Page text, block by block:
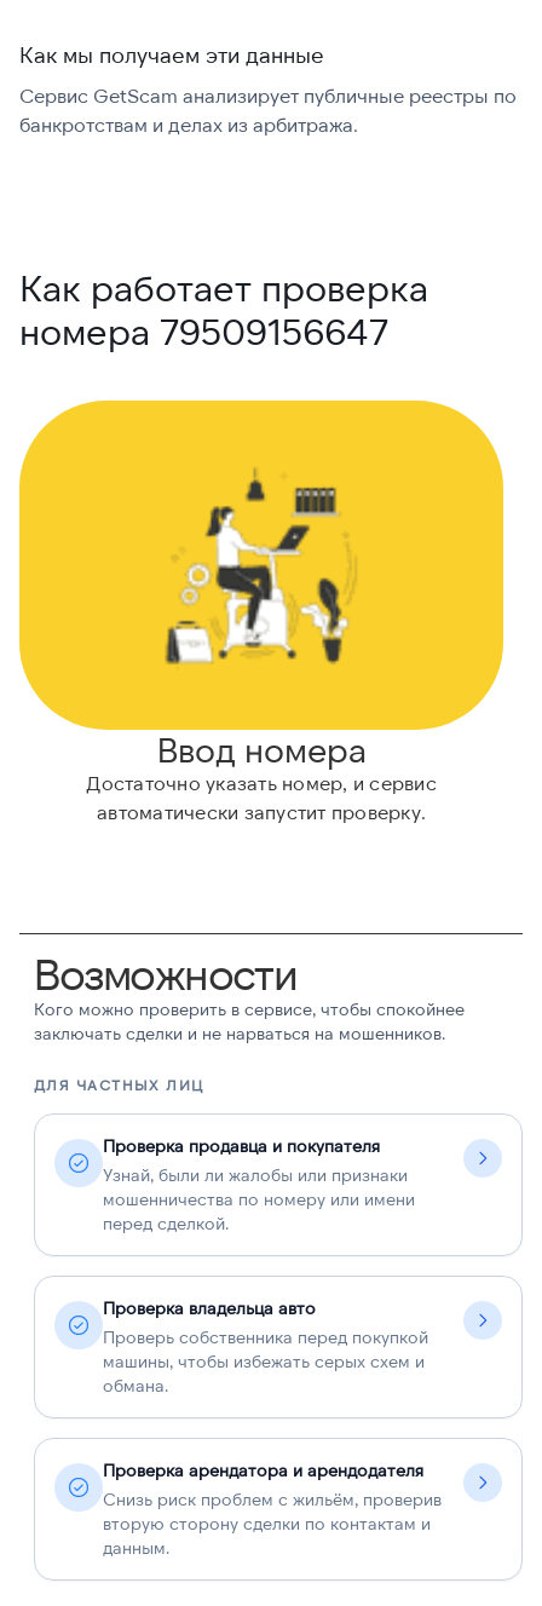
Как мы получаем эти данные
Сервис GetScam анализирует публичные реестры по
банкротствам и делах из арбитража.
Как работает проверка
номера 79509156647
Ввод номера
Достаточно указать номер, и сервис
автоматически запустит проверку.
Возможности
Кого можно проверить в сервисе, чтобы спокойнее
заключать сделки и не нарваться на мошенников.
ДЛЯ ЧАСТНЫХ ЛИЦ
Проверка продавца и покупателя
Узнай, были ли жалобы или признаки
мошенничества по номеру или имени
перед сделкой.
Проверка владельца авто
Проверь собственника перед покупкой
машины, чтобы избежать серых схем и
обмана.
Проверка арендатора и арендодателя
Снизь риск проблем с жильём, проверив
вторую сторону сделки по контактам и
данным.